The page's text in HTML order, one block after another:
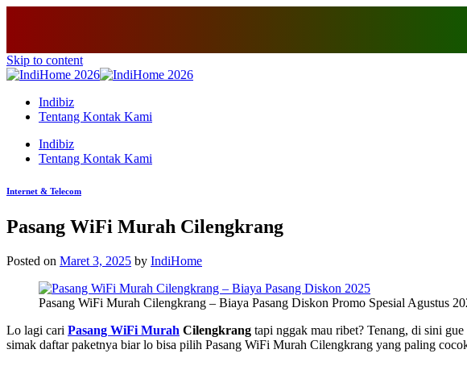
Skip to content
Indibiz
Tentang Kontak Kami
Indibiz
Tentang Kontak Kami
Internet & Telecom
Pasang WiFi Murah Cilengkrang
Posted on Maret 3, 2025 by IndiHome
Pasang WiFi Murah Cilengkrang – Biaya Pasang Diskon Promo Spesial Agustus
Lo lagi cari Pasang WiFi Murah Cilengkrang tapi nggak mau ribet? Tenang, di sini
simak daftar paketnya biar lo bisa pilih Pasang WiFi Murah Cilengkrang yang paling